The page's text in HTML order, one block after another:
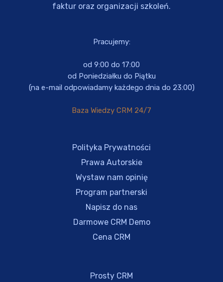
faktur oraz organizacji szkoleń.
Pracujemy:
od 9:00 do 17:00
od Poniedziałku do Piątku
(na e-mail odpowiadamy każdego dnia do 23:00)
Baza Wiedzy CRM 24/7
Polityka Prywatności
Prawa Autorskie
Wystaw nam opinię
Program partnerski
Napisz do nas
Darmowe CRM Demo
Cena CRM
Prosty CRM